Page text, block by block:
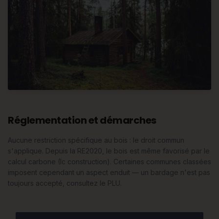
Réglementation et démarches
Aucune restriction spécifique au bois : le droit commun
s'applique. Depuis la RE2020, le bois est même favorisé par le
calcul carbone (Ic construction). Certaines communes classées
imposent cependant un aspect enduit — un bardage n'est pas
toujours accepté, consultez le PLU.